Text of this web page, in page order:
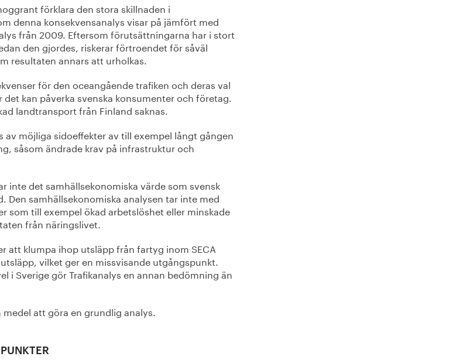
förklara den stora skillnaden i
denna konsekvensanalys visar på jämfört med
från 2009. Eftersom förutsättningarna har i stort
den gjordes, riskerar förtroendet för såväl
resultaten annars att urholkas.
för den oceangående trafiken och deras val
kan påverka svenska konsumenter och företag.
landtransport från Finland saknas.
av möjliga sidoeffekter av till exempel långt gången
såsom ändrade krav på infrastruktur och
inte det samhällsekonomiska värde som svensk
Den samhällsekonomiska analysen tar inte med
som till exempel ökad arbetslöshet eller minskade
från näringslivet.
att klumpa ihop utsläpp från fartyg inom SECA
vilket ger en missvisande utgångspunkt.
i Sverige gör Trafikanalys en annan bedömning än
medel att göra en grundlig analys.